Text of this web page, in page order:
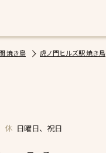
焼き鳥 虎ノ門ヒルズ駅 焼き鳥
休 日曜日、祝日